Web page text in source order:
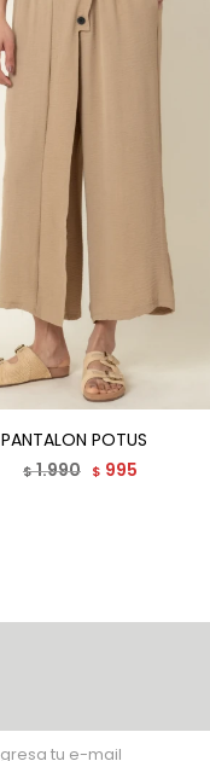
PANTALON POTUS
$1.990 $ 995